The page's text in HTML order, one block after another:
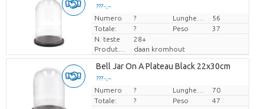
??? -,--
Prezzo x uno
Numero ?
56
Totale:
? Peso
37
N. teste
28+
Produttore
daan kromhout
Bell Jar On A Plateau Black 22x30cm
??? -,--
Prezzo x uno
Numero ?
70
Totale:
? Peso
47